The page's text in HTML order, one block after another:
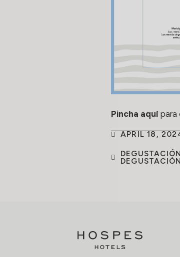
Pincha aquípara
APRIL 18,
DEGUSTACIÓN
DEGUSTACIÓN